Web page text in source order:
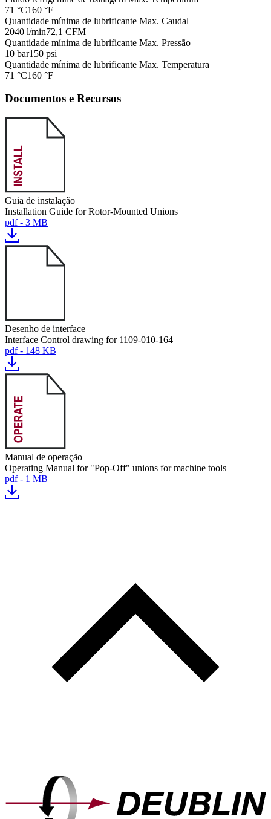
71 °C160 °F
Quantidade mínima de lubrificante Max. Caudal
2040 l/min72,1 CFM
Quantidade mínima de lubrificante Max. Pressão
10 bar150 psi
Quantidade mínima de lubrificante Max. Temperatura
71 °C160 °F
Documentos e Recursos
Guia de instalação
Installation Guide for Rotor-Mounted Unions
pdf - 3 MB
Desenho de interface
Interface Control drawing for 1109-010-164
pdf - 148 KB
Manual de operação
Operating Manual for "Pop-Off" unions for machine tools
pdf - 1 MB